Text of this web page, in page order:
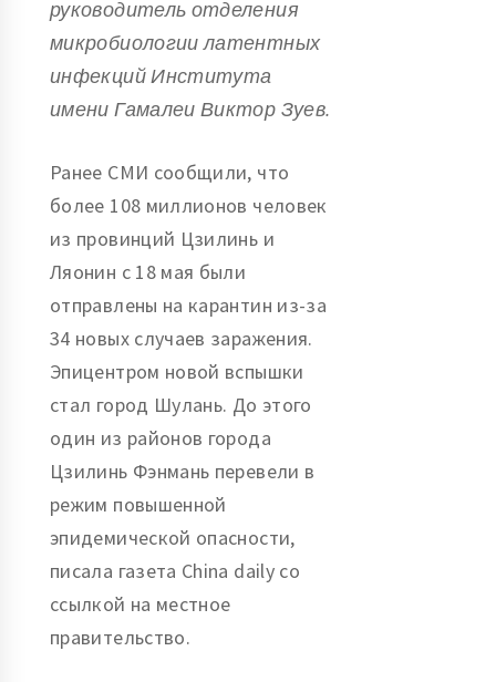
руководитель отделения
микробиологии латентных
инфекций Института
имени Гамалеи Виктор Зуев.
Ранее СМИ сообщили, что
более 108 миллионов человек
из провинций Цзилинь и
Ляонин с 18 мая были
отправлены на карантин из-за
34 новых случаев заражения.
Эпицентром новой вспышки
стал город Шулань. До этого
один из районов города
Цзилинь Фэнмань перевели в
режим повышенной
эпидемической опасности,
писала газета China daily со
ссылкой на местное
правительство.